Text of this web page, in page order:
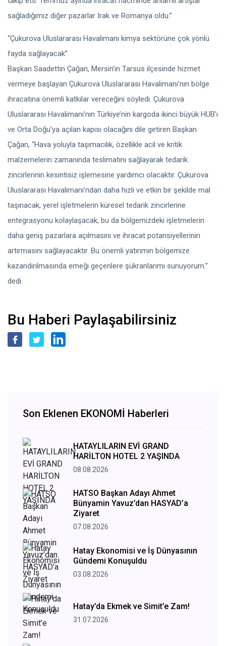
sağladığımız diğer pazarlar Irak ve Romanya oldu.”
“Çukurova Uluslararası Havalimanı kimya sektörüne çok yönlü
fayda sağlayacak”
Başkan Saadettin Çağan, Mersin’in Tarsus ilçesinde hizmet
vermeye başlayan Çukurova Uluslararası Havalimanı’nın bölge
ihracatına önemli katkılar vereceğini söyledi. Çukurova
Uluslararası Havalimanı’nın Türkiye’nin kargoda ikinci büyük HUB’ı
ve Orta Doğu’ya açılan kapısı olacağını dile getiren Başkan
Çağan, “Hava yoluyla taşımacılık, özellikle acil ve kritik
malzemelerin zamanında teslimatını sağlayarak tedarik
zincirlerinin kesintisiz işlemesine yardımcı olacaktır. Çukurova
Uluslararası Havalimanı’ndan daha hızlı ve etkin bir şekilde mal
taşınacak, yerel işletmelerin küresel tedarik zincirlerine
entegrasyonu kolaylaşacak, bu da bölgemizdeki işletmelerin
daha geniş pazarlara açılmasını ve ihracat potansiyellerinin
artırmasını sağlayacaktır. Bu önemli yatırımın bölgemize
kazandırılmasında emeği geçenlere şükranlarımı sunuyorum.”
dedi.
Bu Haberi Paylaşabilirsiniz
Son Eklenen EKONOMİ Haberleri
HATAYLILARIN EVİ GRAND
HARİLTON HOTEL 2 YAŞINDA
08.08.2026
HATSO Başkan Adayı Ahmet
Bünyamin Yavuz’dan HASYAD’a
Ziyaret
07.08.2026
Hatay Ekonomisi ve İş Dünyasının
Gündemi Konuşuldu
03.08.2026
Hatay’da Ekmek ve Simit’e Zam!
31.07.2026